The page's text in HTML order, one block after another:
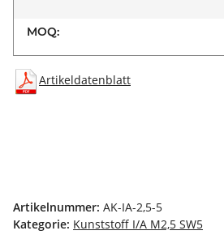
MOQ:
Artikeldatenblatt
Artikelnummer: AK-IA-2,5-5
Kategorie: Kunststoff I/A M2,5 SW5